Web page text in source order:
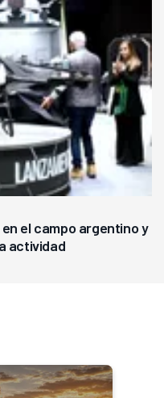
el campo argentino y
actividad